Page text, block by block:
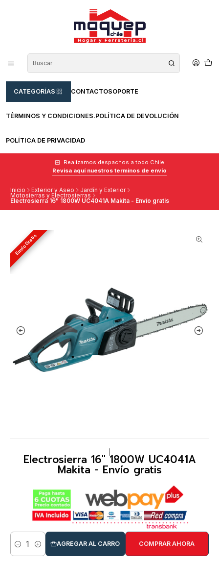
CATEGORÍAS CONTACTOSOPORTE
TÉRMINOS Y CONDICIONES.POLÍTICA DE DEVOLUCIÓN
POLÍTICA DE PRIVACIDAD
Realizamos despachos a todo Chile
Revisa aquí nuestros terminos de envío
Inicio Exterior y Aseo Jardín y Exterior
Motosierras y Electrosierras
Electrosierra 16" 1800W UC4041A Makita - Envío gratis
Envío Gratis
Electrosierra 16" 1800W UC4041A
Makita - Envío gratis
Cantidad
AGREGAR AL CARRO COMPRAR AHORA